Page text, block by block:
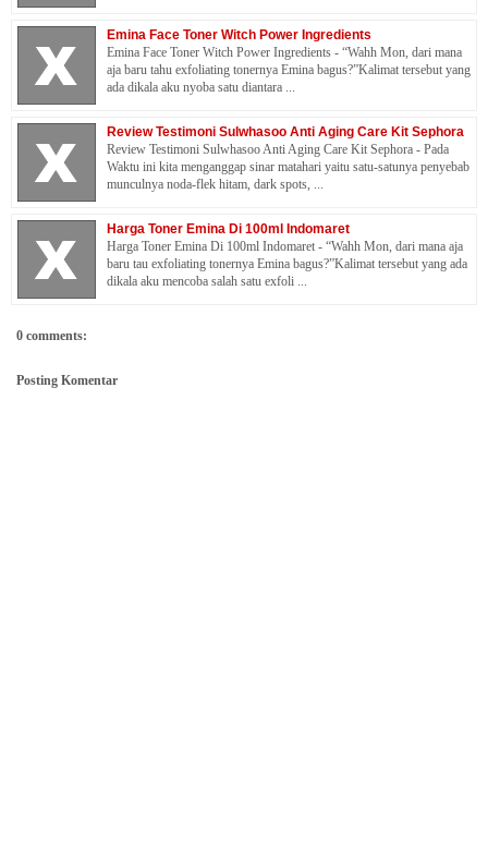
Emina Face Toner Witch Power Ingredients
Emina Face Toner Witch Power Ingredients - “Wahh Mon, dari mana
aja baru tahu exfoliating tonernya Emina bagus?”Kalimat tersebut yang
ada dikala aku nyoba satu diantara ...
Review Testimoni Sulwhasoo Anti Aging Care Kit Sephora
Review Testimoni Sulwhasoo Anti Aging Care Kit Sephora - Pada
Waktu ini kita menganggap sinar matahari yaitu satu-satunya penyebab
munculnya noda-flek hitam, dark spots, ...
Harga Toner Emina Di 100ml Indomaret
Harga Toner Emina Di 100ml Indomaret - “Wahh Mon, dari mana aja
baru tau exfoliating tonernya Emina bagus?”Kalimat tersebut yang ada
dikala aku mencoba salah satu exfoli ...
0 comments:
Posting Komentar